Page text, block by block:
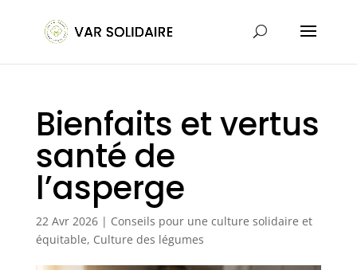
Bienfaits et vertus
santé de
l’asperge
22 Avr 2026| Conseils pour une culture solidaire et
équitable, Culture des légumes